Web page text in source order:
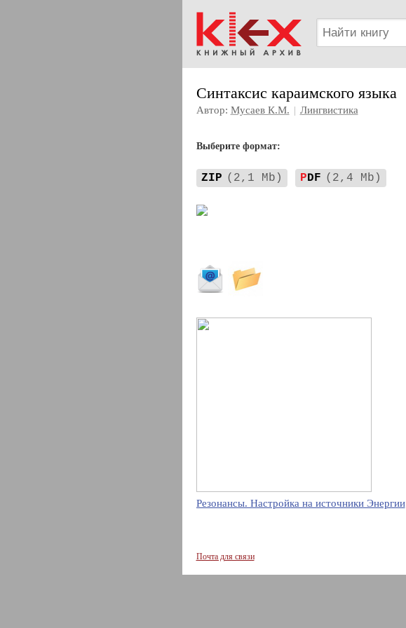
Синтаксис караимского языка
Автор: Мусаев К.М. | Лингвистика
Выберите формат:
ZIP (2,1 Mb) PDF (2,4 Mb)
Резонансы. Настройка на источники Энергии
Почта для связи